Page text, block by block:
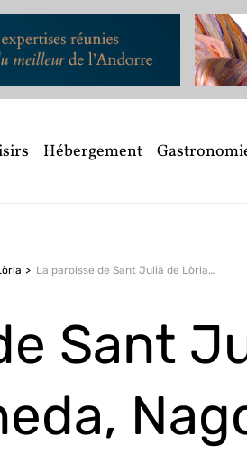
Hébergement
La paroisse de Sant Julià de Lòria, Fontaneda, Nagol… et La Rabassa - Naturland
Sant